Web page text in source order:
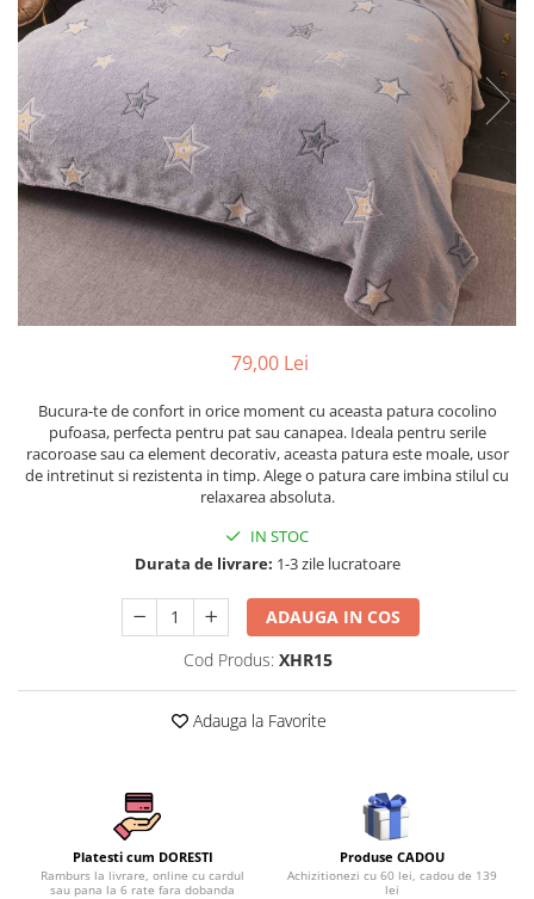
Cearceaf cu elastic
Cearceaf normal
Lenjerii De Pat Creponate
Lenjerii De Pat Bumbac Poplin 2
Persoane
Lenjerii De Pat Bumbac Poplin,
Matlasate, 2 Persoane
Lenjerii De Pat Bumbac Satinat 2
Persoane
Lenjerii De Pat Volanase
Lenjerii De Pat, Finet Premium 3D,
Lenjerii De Pat Catifea
Lenjerii De Pat Cocolino
Set Lenjerie De Pat Blana
Artificiala De Iepure, 6 Piese, 2
Set Lenjerie Pat Blanita Iepure, 6
Lenjerii De Pat Premium Collection
Set Lenjerie De Pat, 7 Piese, Cu
Pilota / Cuvertura Inclusa
Set Lenjerie De Pat Jacquard Regal,
Lenjerii De Pat, Finet Premium, 1
Lenjerii De Pat Damasc 1 Persoana
79,00 Lei
Bucura-te de confort in orice moment cu aceasta patura cocolino
pufoasa, perfecta pentru pat sau canapea. Ideala pentru serile
racoroase sau ca element decorativ, aceasta patura este moale, usor
de intretinut si rezistenta in timp. Alege o patura care imbina stilul cu
relaxarea absoluta.
IN STOC
Durata de livrare: 1-3 zile lucratoare
ADAUGA IN COS
Cod Produs: XHR15
Adauga la Favorite
Platesti cum DORESTI
Ramburs la livrare, online cu cardul
sau pana la 6 rate fara dobanda
Produse CADOU
Achizitionezi cu 60 lei, cadou de 139
lei